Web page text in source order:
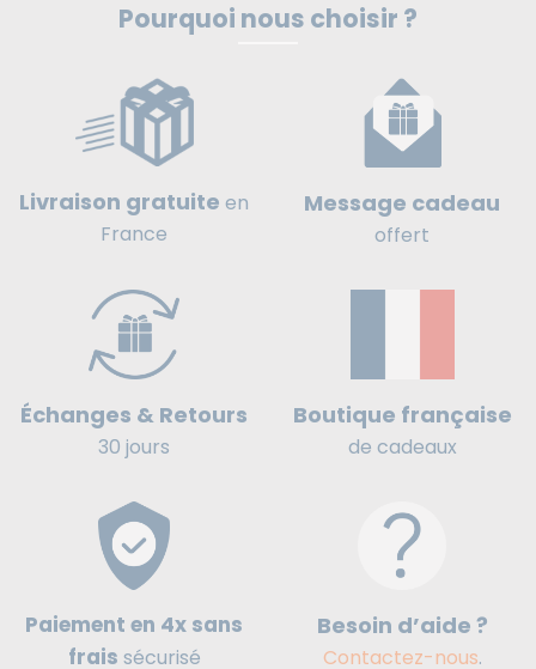
Pourquoi nous choisir ?
Livraison gratuite en
France
Message cadeau
offert
Échanges & Retours
30 jours
Boutique française
de cadeaux
Paiement en 4x sans
frais sécurisé
Besoin d’aide ?
Contactez-nous.